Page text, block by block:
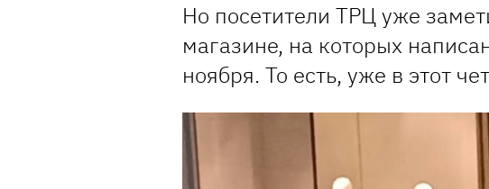
Но посетители ТРЦ уже
магазине, на которых
ноября. То есть, уже в этот